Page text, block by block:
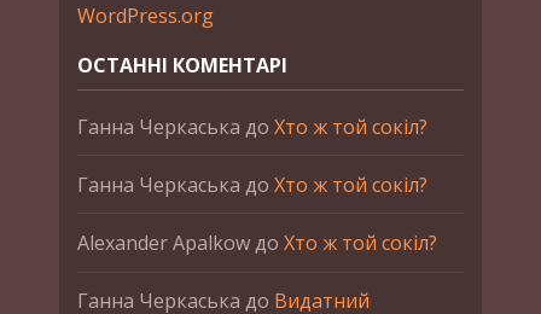
WordPress.org
ОСТАННІ КОМЕНТАРІ
Ганна Черкаська до Хто ж той сокіл?
Ганна Черкаська до Хто ж той сокіл?
Alexander Apalkowдо Хто ж той сокіл?
Ганна Черкаська до Видатний